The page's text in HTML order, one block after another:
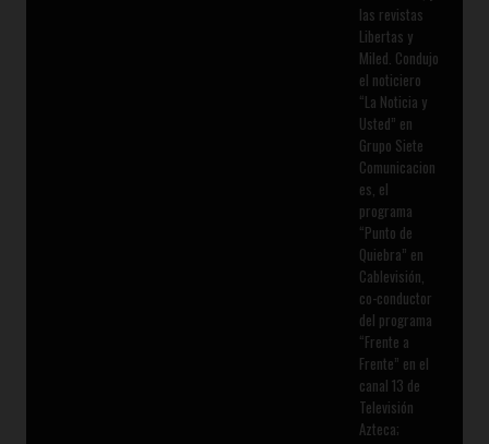
las revistas
Libertas y
Miled. Condujo
el noticiero
“La Noticia y
Usted” en
Grupo Siete
Comunicacion
es, el
programa
“Punto de
Quiebra” en
Cablevisión,
co-conductor
del programa
“Frente a
Frente” en el
canal 13 de
Televisión
Azteca;